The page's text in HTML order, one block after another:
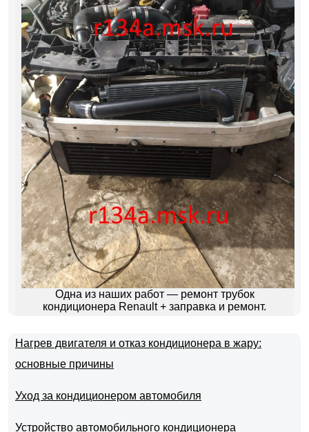
Одна из наших работ — ремонт трубок
кондиционера Renault + заправка и ремонт.
Нагрев двигателя и отказ кондиционера в жару:
основные причины
Уход за кондиционером автомобиля
Устройство автомобильного кондиционера